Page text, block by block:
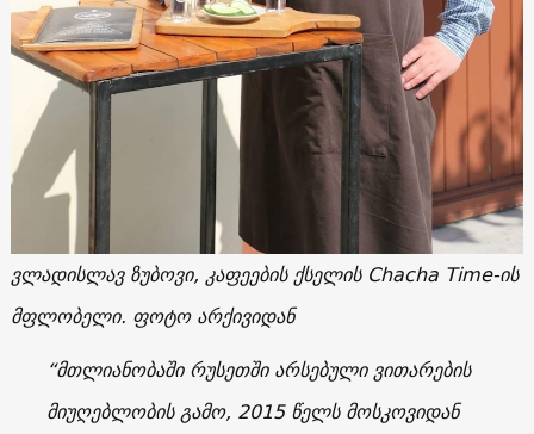
ვლადისლავ ზუბოვი, კაფეების ქსელის Chacha Time-ის
მფლობელი. ფოტო არქივიდან
“მთლიანობაში რუსეთში არსებული ვითარების
მიუღებლობის გამო, 2015 წელს მოსკოვიდან